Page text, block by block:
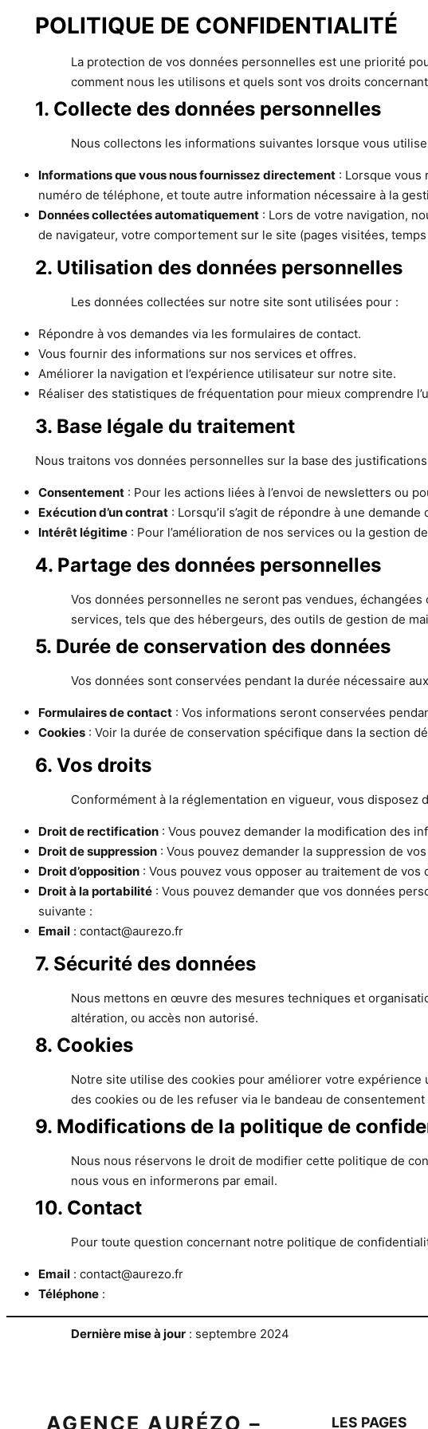
POLITIQUE DE CONFIDENTIALITÉ
La protection de vos données personnelles est une priorité
comment nous les utilisons et quels sont vos droits
1. Collecte des données personnelles
Nous collectons les informations suivantes lorsque vous
Informations que vous nous fournissez directement : Lorsque vous
numéro de téléphone, et toute autre information nécessaire à la
Données collectées automatiquement : Lors de votre navigation,
de navigateur, votre comportement sur le site (pages visitées, temps
2. Utilisation des données personnelles
Les données collectées sur notre site sont utilisées pour :
Répondre à vos demandes via les formulaires de contact.
Vous fournir des informations sur nos services et offres.
Améliorer la navigation et l’expérience utilisateur sur notre site.
Réaliser des statistiques de fréquentation pour mieux comprendre
3. Base légale du traitement
Nous traitons vos données personnelles sur la base des
Consentement : Pour les actions liées à l’envoi de newsletters ou
Exécution d’un contrat : Lorsqu’il s’agit de répondre à une
Intérêt légitime : Pour l’amélioration de nos services ou la gestion
4. Partage des données personnelles
Vos données personnelles ne seront pas vendues,
services, tels que des hébergeurs, des outils de gestion de
5. Durée de conservation des données
Vos données sont conservées pendant la durée nécessaire
Formulaires de contact : Vos informations seront conservées
Cookies : Voir la durée de conservation spécifique dans la section
6. Vos droits
Conformément à la réglementation en vigueur, vous
Droit de rectification : Vous pouvez demander la modification des
Droit de suppression : Vous pouvez demander la suppression de
Droit d’opposition : Vous pouvez vous opposer au traitement de vos
Droit à la portabilité : Vous pouvez demander que vos données
suivante :
Email : contact@aurezo.fr
7. Sécurité des données
Nous mettons en œuvre des mesures techniques et
altération, ou accès non autorisé.
8. Cookies
Notre site utilise des cookies pour améliorer votre
des cookies ou de les refuser via le bandeau de
9. Modifications de la politique de
Nous nous réservons le droit de modifier cette politique de
nous vous en informerons par email.
10. Contact
Pour toute question concernant notre politique de
Email : contact@aurezo.fr
Téléphone :
Dernière mise à jour: septembre 2024
AGENCE AURÉZO – LES PAGES